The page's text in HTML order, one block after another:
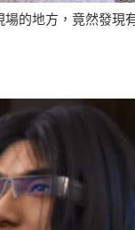
的地方，竟然發現